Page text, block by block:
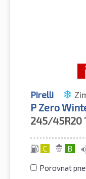
Pirelli
P Zero
245/45R20
C B
Porovnat